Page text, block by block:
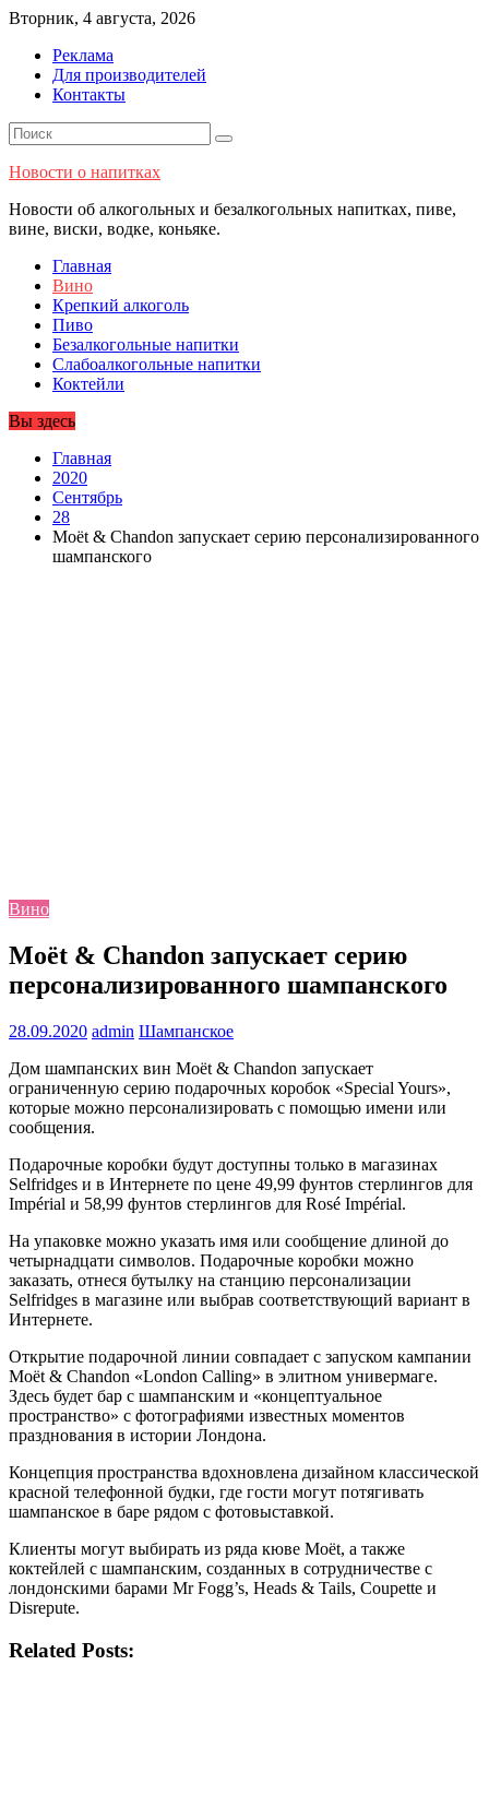
Перейти
содержимому
Вторник, 4 августа, 2026
Реклама
Для производителей
Контакты
Новости о напитках
Новости об алкогольных и безалкогольных напитках, пиве,
вине, виски, водке, коньяке.
Главная
Вино
Крепкий алкоголь
Пиво
Безалкогольные напитки
Слабоалкогольные напитки
Коктейли
Вы здесь
Главная
2020
Сентябрь
28
Moët & Chandon запускает серию персонализированного
шампанского
Вино
Moët & Chandon запускает серию
персонализированного шампанского
28.09.2020 admin Шампанское
Дом шампанских вин Moët & Chandon запускает
ограниченную серию подарочных коробок «Special Yours»,
которые можно персонализировать с помощью имени или
сообщения.
Подарочные коробки будут доступны только в магазинах
Selfridges и в Интернете по цене 49,99 фунтов стерлингов для
Impérial и 58,99 фунтов стерлингов для Rosé Impérial.
На упаковке можно указать имя или сообщение длиной до
четырнадцати символов. Подарочные коробки можно
заказать, отнеся бутылку на станцию ​​персонализации
Selfridges в магазине или выбрав соответствующий вариант в
Интернете.
Открытие подарочной линии совпадает с запуском кампании
Moët & Chandon «London Calling» в элитном универмаге.
Здесь будет бар с шампанским и «концептуальное
пространство» с фотографиями известных моментов
празднования в истории Лондона.
Концепция пространства вдохновлена ​​дизайном классической
красной телефонной будки, где гости могут потягивать
шампанское в баре рядом с фотовыставкой.
Клиенты могут выбирать из ряда кюве Moët, а также
коктейлей с шампанским, созданных в сотрудничестве с
лондонскими барами Mr Fogg’s, Heads & Tails, Coupette и
Disrepute.
Related Posts: